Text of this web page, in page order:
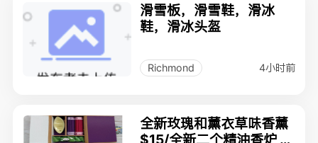
滑雪板，滑雪鞋，滑冰
鞋，滑冰头盔
Richmond 4小时前
全新玫瑰和薰衣草味香薰
$15/全新二个精油香炉 +